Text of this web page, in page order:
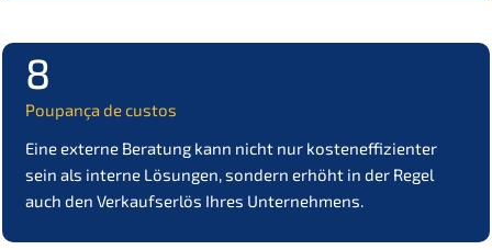
8
Poupan­ça de custos
Eine exter­ne Beratung kann nicht nur kosten­ef­fi­zi­en­ter
sein als inter­ne Lösun­gen, sondern erhöht in der Regel
auch den Verkaufs­er­lös Ihres Unternehmens.